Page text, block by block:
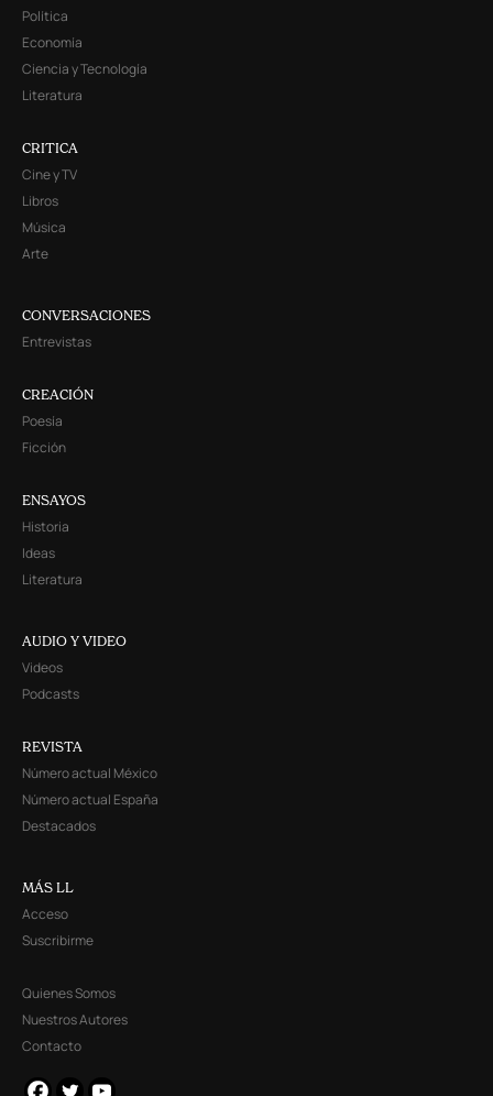
Política
Economía
Ciencia y Tecnología
Literatura
CRITICA
Cine y TV
Libros
Música
Arte
CONVERSACIONES
Entrevistas
CREACIÓN
Poesía
Ficción
ENSAYOS
Historia
Ideas
Literatura
AUDIO Y VIDEO
Videos
Podcasts
REVISTA
Número actual México
Número actual España
Destacados
MÁS LL
Acceso
Suscribirme
Quienes Somos
Nuestros Autores
Contacto